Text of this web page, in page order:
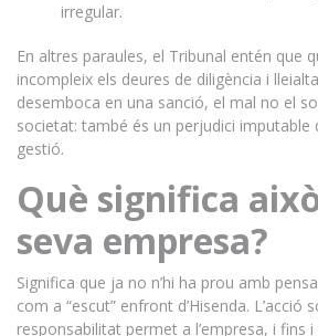
irregular.
En altres paraules, el Tribunal entén que
incompleix els deures de diligència i
desemboca en una sanció, el mal no el
societat: també és un perjudici imputable
gestió.
Què significa
seva empresa?
Significa que ja no n’hi ha prou amb
com a “escut” enfront d’Hisenda. L’acció
responsabilitat permet a l’empresa, i fins